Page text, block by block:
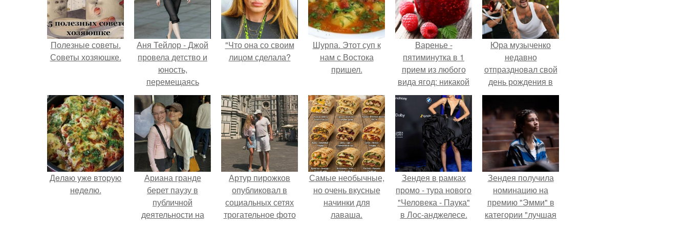
Полезные советы.
Советы хозяюшке.
Аня Тейлор - Джой
провела детство и
юность,
перемещаясь
между двумя
совершенно
разными
культурами -
Аргентиной и
Великобританией.
"Что она со своим
лицом сделала?
Шурпа. Этот суп к
нам с Востока
пришел.
Варенье -
пятиминутка в 1
прием из любого
вида ягод: никакой
длительной варки,
все витамины на
месте!
Юра музыченко
недавно
отпраздновал свой
день рождения в
кругу самых
близких и родных
людей.
Дeлaю yжe втopую
нeдeлю.
Ариана гранде
берет паузу в
публичной
деятельности на
Артур пирожков
опубликовал в
социальных сетях
трогательное фото
Самые необычные,
но очень вкусные
начинки для
лаваша.
Зендея в рамках
промо - тура нового
"Человека - Паука"
в Лос-анджелесе.
Зендея получила
номинацию на
премию "Эмми" в
категории "лучшая